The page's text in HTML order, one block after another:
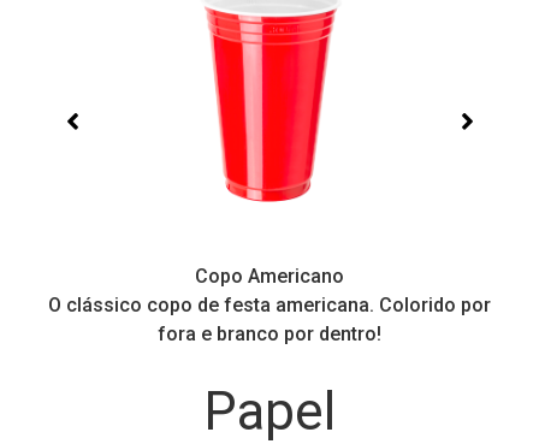
Copo Americano
O clássico copo de festa americana. Colorido por
fora e branco por dentro!
Papel